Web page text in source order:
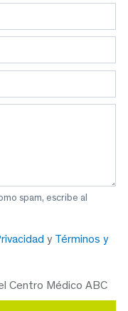
spam, escribe al
y Términos y
Centro Médico ABC